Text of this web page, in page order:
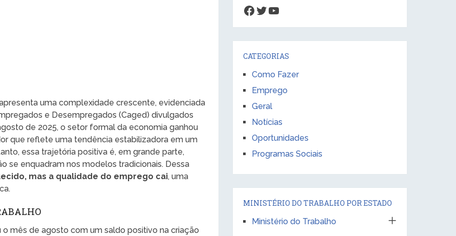
uma complexidade crescente, evidenciada
e Desempregados (Caged) divulgados
de 2025, o setor formal da economia ganhou
que reflete uma tendência estabilizadora em um
essa trajetória positiva é, em grande parte,
se enquadram nos modelos tradicionais. Dessa
mas a qualidade do emprego cai, uma
mês de agosto com um saldo positivo na criação
Facebook
Twitter
Youtube
CATEGORIAS
Como Fazer
Emprego
Geral
Notícias
Oportunidades
Programas Sociais
MINISTÉRIO DO TRABALHO POR ESTADO
Ministério do Trabalho